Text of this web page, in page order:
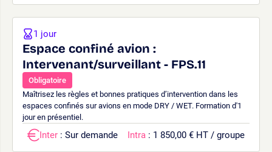
Espace confiné avion :
Intervenant/surveillant - FPS.11
Obligatoire
Maîtrisez les règles et bonnes pratiques d’intervention dans les
espaces confinés sur avions en mode DRY / WET. Formation d'1
jour en présentiel.
1 jour
Inter : Sur demande Intra : 1 850,00 € HT / groupe